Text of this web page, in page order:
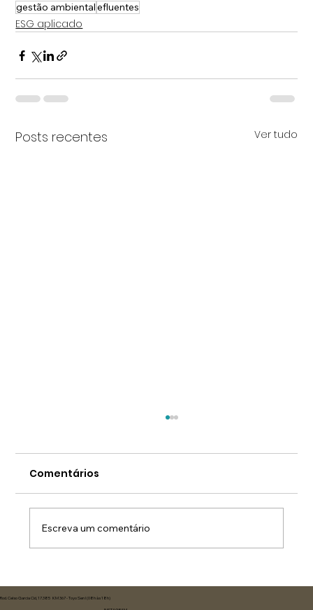
gestão ambientalefluentes
ESG aplicado
Posts recentes Ver tudo
DMB conclui participação no
Programa Brasil Mais Produtivo e
Comentários
Escreva um comentário
Rod. Celso Garcia Cid, 17.385 KM 367 - Toyo Sen I (08h às 18h)